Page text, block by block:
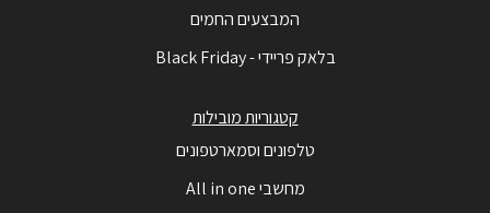
המבצעים החמים
בלאק פריידי - Black Friday
קטגוריות מובילות
טלפונים וסמארטפונים
מחשבי All in one